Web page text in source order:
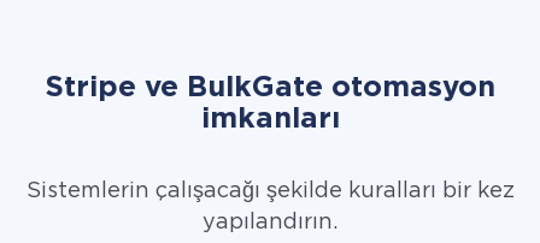
Stripe ve BulkGate otomasyon
imkanları
Sistemlerin çalışacağı şekilde kuralları bir kez
yapılandırın.